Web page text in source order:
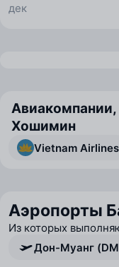
дек
Авиакомпании,
Хошимин
Vietnam Airlines
Аэропорты
Из которых
Дон-Муанг